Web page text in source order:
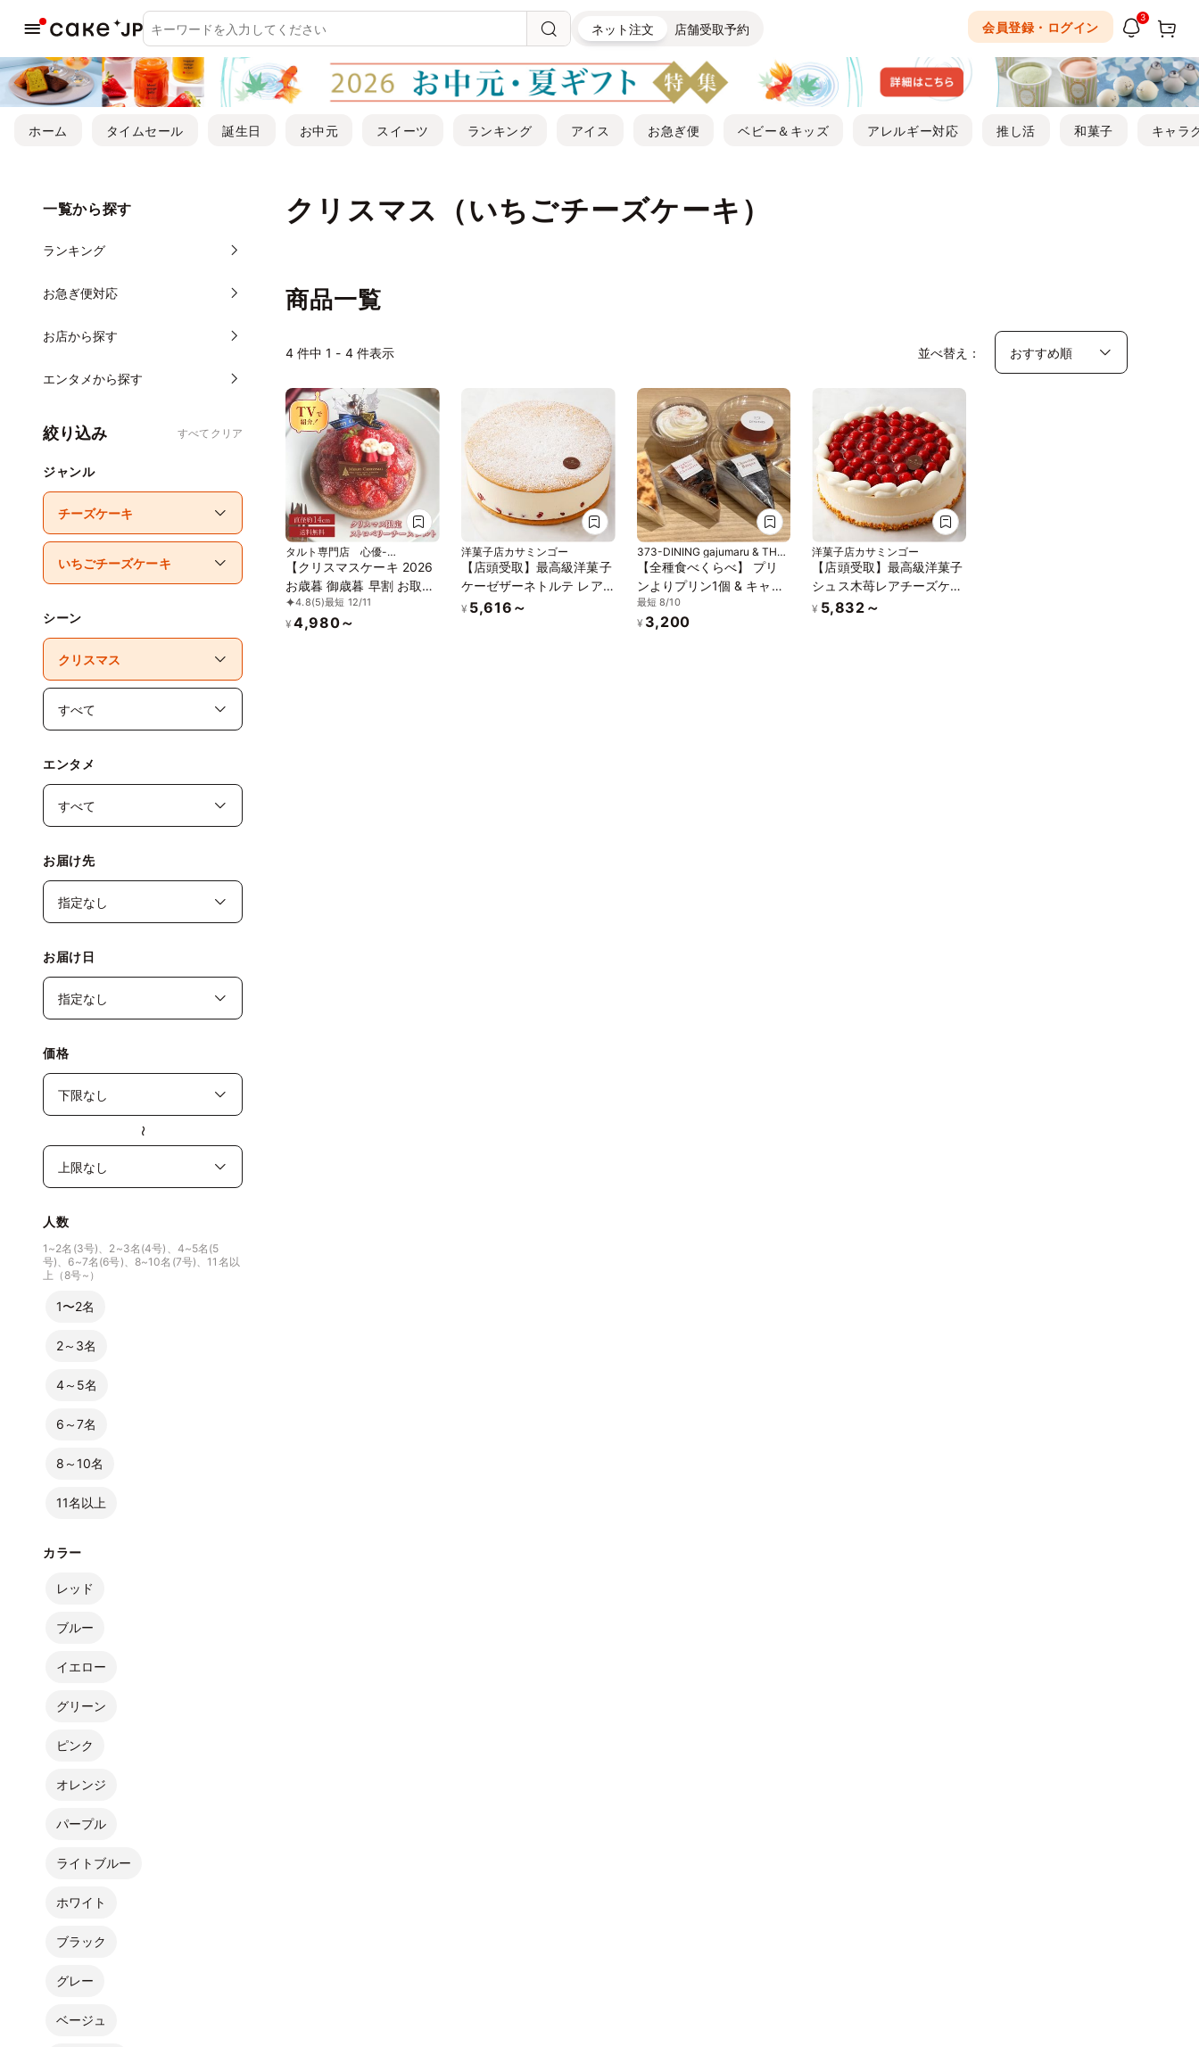
ネット注文 店舗受取予約 会員登録・ログイン
3
ホーム タイムセール 誕生日 お中元 スイーツ ランキング アイス お急ぎ便 ベビー＆キッズ アレルギー対応 推し活 和菓子 キャラ
クリスマス（いちごチーズケーキ）
一覧から探す
ランキング
お急ぎ便対応
お店から探す
エンタメから探す
絞り込み すべてクリア
ジャンル
シーン
エンタメ
お届け先
お届け日
価格
〜
人数
1~2名(3号)、2~3名(4号)、4~5名(5
号)、6~7名(6号)、8~10名(7号)、11名以
上（8号~）
1〜2名
2～3名
4～5名
6～7名
8～10名
11名以上
カラー
レッド
ブルー
イエロー
グリーン
ピンク
オレンジ
パープル
ライトブルー
ホワイト
ブラック
グレー
ベージュ
商品一覧
4 件中 1 - 4 件表示 並べ替え：
タルト専門店 心優-
CotoyuSweets-
【クリスマスケーキ 2026
お歳暮 御歳暮 早割 お取り
寄せ 誕生日ケーキ メディ
ア掲載店】クリスマス限定
4.8(5)最短 12/11
¥ 4,980～
洋菓子店カサミンゴー
【店頭受取】最高級洋菓子
ケーゼザーネトルテ レア
チーズケーキ 12cm
¥ 5,616～
373-DINING gajumaru & THE
BASQUE
【全種食べくらべ】 プリ
ンよりプリン1個 & キャロ
ットケーキ1個 & バスクチ
ーズケーキ 4種のアソート
最短 8/10
¥ 3,200
洋菓子店カサミンゴー
【店頭受取】最高級洋菓子
シュス木苺レアチーズケー
キ 12cm
¥ 5,832～